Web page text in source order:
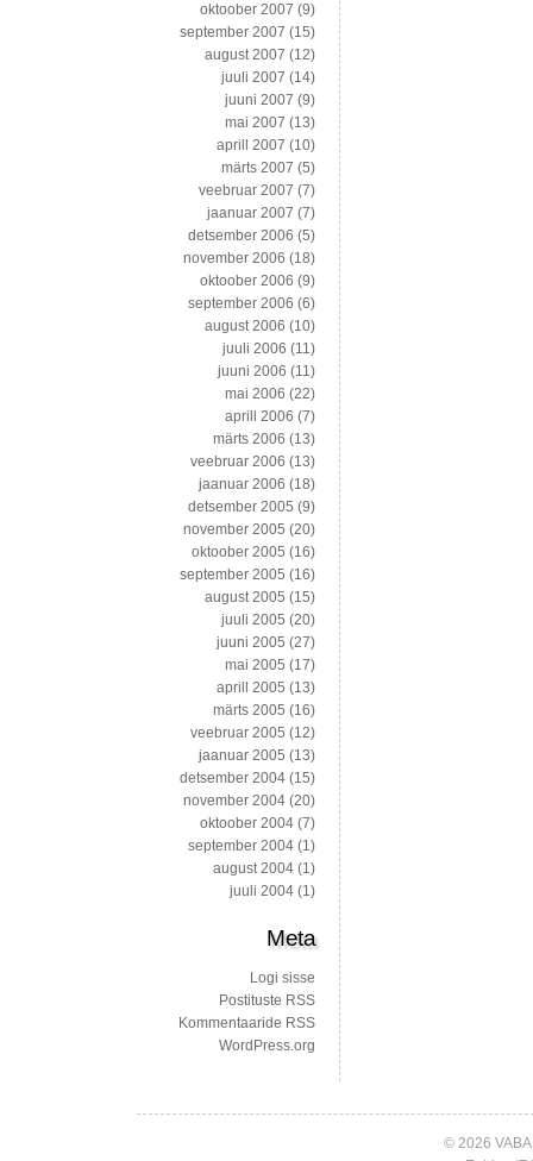
oktoober 2007 (9)
september 2007 (15)
august 2007 (12)
juuli 2007 (14)
juuni 2007 (9)
mai 2007 (13)
aprill 2007 (10)
märts 2007 (5)
veebruar 2007 (7)
jaanuar 2007 (7)
detsember 2006 (5)
november 2006 (18)
oktoober 2006 (9)
september 2006 (6)
august 2006 (10)
juuli 2006 (11)
juuni 2006 (11)
mai 2006 (22)
aprill 2006 (7)
märts 2006 (13)
veebruar 2006 (13)
jaanuar 2006 (18)
detsember 2005 (9)
november 2005 (20)
oktoober 2005 (16)
september 2005 (16)
august 2005 (15)
juuli 2005 (20)
juuni 2005 (27)
mai 2005 (17)
aprill 2005 (13)
märts 2005 (16)
veebruar 2005 (12)
jaanuar 2005 (13)
detsember 2004 (15)
november 2004 (20)
oktoober 2004 (7)
september 2004 (1)
august 2004 (1)
juuli 2004 (1)
Meta
Logi sisse
Postituste RSS
Kommentaaride RSS
WordPress.org
© 2026